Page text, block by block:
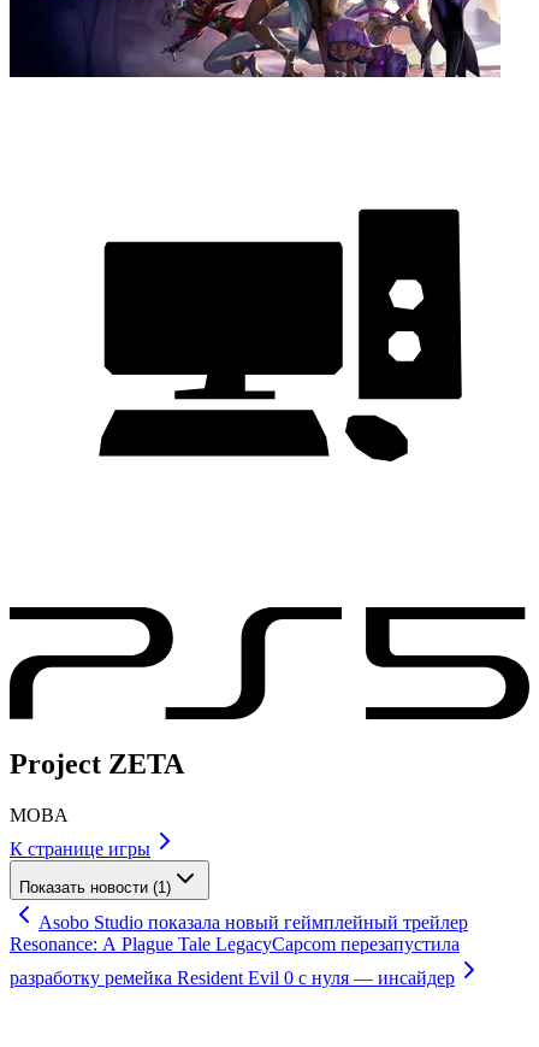
Project ZETA
MOBA
К странице игры
Показать новости (1)
Asobo Studio показала новый геймплейный трейлер
Resonance: A Plague Tale LegacyCapcom перезапустила
разработку ремейка Resident Evil 0 с нуля — инсайдер